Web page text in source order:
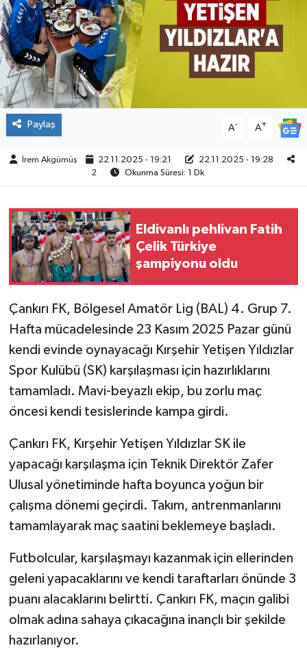
Paylaş A- A+
İrem Akgümüş 22.11.2025 - 19:21
22.11.2025 - 19:28
2
Okunma Süresi: 1 Dk
Eldivanlı pehlivan Fatih
Çelik Türkiye
şampiyonu oldu
Çankırı FK, Bölgesel Amatör Lig (BAL) 4. Grup 7.
Hafta mücadelesinde 23 Kasım 2025 Pazar günü
kendi evinde oynayacağı Kırşehir Yetişen Yıldızlar
Spor Kulübü (SK) karşılaşması için hazırlıklarını
tamamladı. Mavi-beyazlı ekip, bu zorlu maç
öncesi kendi tesislerinde kampa girdi.
Çankırı FK, Kırşehir Yetişen Yıldızlar SK ile
yapacağı karşılaşma için Teknik Direktör Zafer
Ulusal yönetiminde hafta boyunca yoğun bir
çalışma dönemi geçirdi. Takım, antrenmanlarını
tamamlayarak maç saatini beklemeye başladı.
Futbolcular, karşılaşmayı kazanmak için ellerinden
geleni yapacaklarını ve kendi taraftarları önünde 3
puanı alacaklarını belirtti. Çankırı FK, maçın galibi
olmak adına sahaya çıkacağına inançlı bir şekilde
hazırlanıyor.
İLÇELER
RESMİ İLANLAR
KÜLTÜR
TURİZM
BİLİM&TEKNOLOJİ
BÖLGE
TÜRKİYE